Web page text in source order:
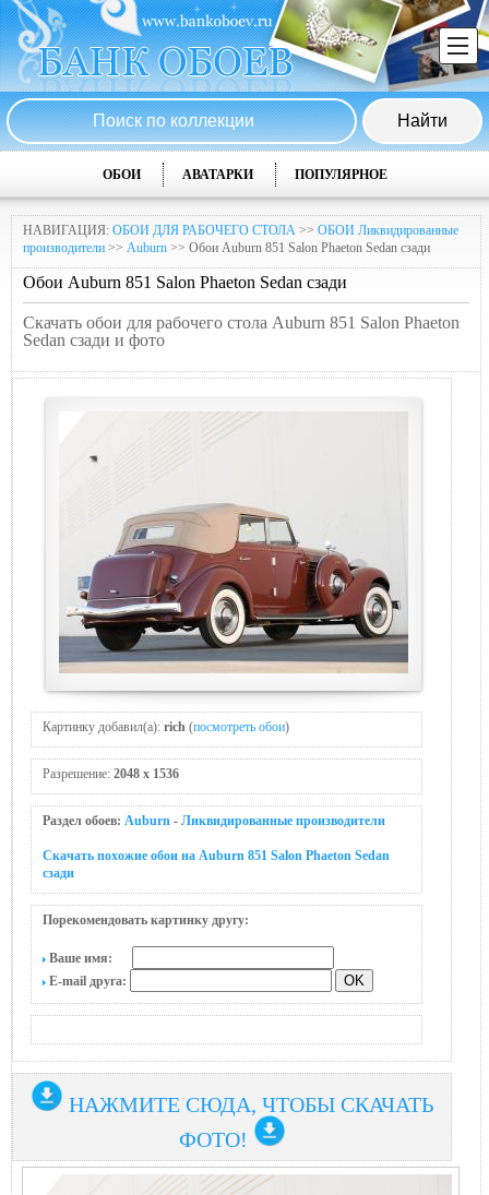
ОБОИ АВАТАРКИ ПОПУЛЯРНОЕ
НАВИГАЦИЯ: ОБОИ ДЛЯ РАБОЧЕГО СТОЛА >> ОБОИ Ликвидированные
производители >> Auburn >> Обои Auburn 851 Salon Phaeton Sedan сзади
Обои Auburn 851 Salon Phaeton Sedan сзади
Скачать обои для рабочего стола Auburn 851 Salon Phaeton
Sedan сзади и фото
Картинку добавил(а): rich (посмотреть обои)
Разрешение: 2048 x 1536
Раздел обоев: Auburn - Ликвидированные производители
Скачать похожие обои на Auburn 851 Salon Phaeton Sedan
сзади
Порекомендовать картинку другу:
Ваше имя:
E-mail друга:
НАЖМИТЕ СЮДА, ЧТОБЫ СКАЧАТЬ
ФОТО!